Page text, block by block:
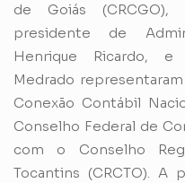
de Goiás
presidente de
Henrique Ricardo, e
Medrado
Conexão Contábil
Conselho Federal de
com o Conselho
Tocantins (CRCTO). A